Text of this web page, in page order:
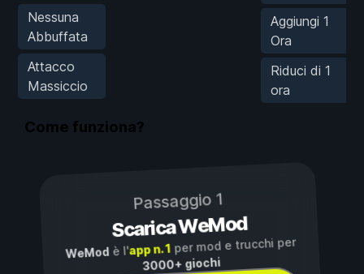
Nessuna
Abbuffata
Attacco
Massiccio
Aggiungi 1
Ora
Riduci di 1
ora
Come funziona?
Passaggio 1
Scarica WeMod
WeMod è l'app n. 1per mod e trucchi per
3000+ giochi